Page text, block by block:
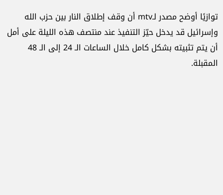
توازيًا أوضح مصدر لـmtv أن وقف إطلاق النار بين حزب الله
وإسرائيل قد يدخل حيّز التنفيذ عند منتصف هذه الليلة على أمل
أن يتم تثبيته بشكل كامل خلال الساعات الـ 24 إلى الـ 48
المقبلة.